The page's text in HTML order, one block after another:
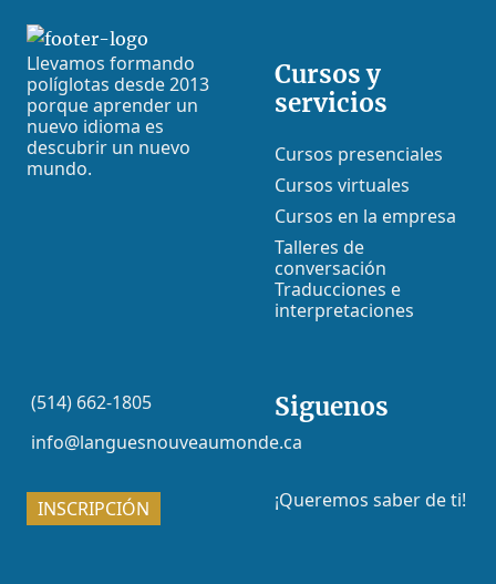
Llevamos formando
políglotas desde 2013
porque aprender un
nuevo idioma es
descubrir un nuevo
mundo.
Cursos y
servicios
Cursos presenciales
Cursos virtuales
Cursos en la empresa
Talleres de
conversación
Traducciones e
interpretaciones
(514) 662-1805
info@languesnouveaumonde.ca
INSCRIPCIÓN
Siguenos
¡Queremos saber de ti!